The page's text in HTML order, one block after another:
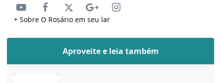
+ Sobre O Rosário em seu lar
Aproveite e leia também